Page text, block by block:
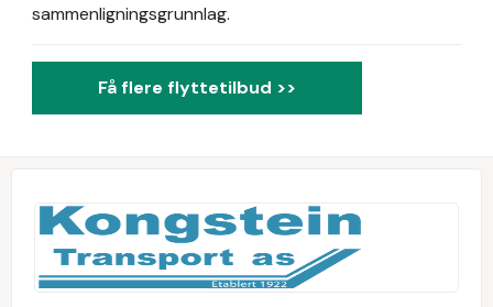
sammenligningsgrunnlag.
Få flere flyttetilbud >>